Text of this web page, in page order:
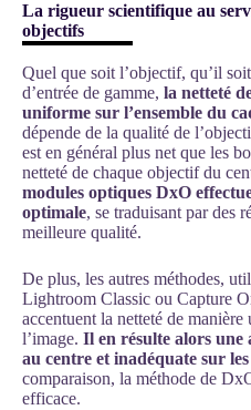
La rigueur scientifique au
objectifs
Quel que soit l’objectif, qu’il
d’entrée de gamme, la netteté
uniforme sur l’ensemble du
dépende de la qualité de
est en général plus net que les
netteté de chaque objectif du
modules optiques DxO
optimale, se traduisant par des
meilleure qualité.
De plus, les autres méthodes,
Lightroom Classic ou Capture
accentuent la netteté de
l’image. Il en résulte alors une
au centre et inadéquate sur
comparaison, la méthode de
efficace.